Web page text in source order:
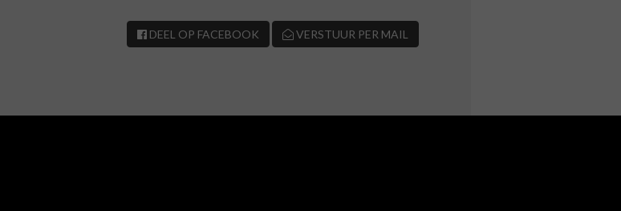
DEEL OP FACEBOOK VERSTUUR PER MAIL